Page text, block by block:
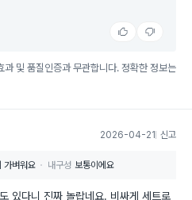
과 및 품질인증과 무관합니다. 정확한 정보는
2026-04-21 신고
가벼워요 내구성 보통이에요
있다니 진짜 놀랍네요. 비싸게 세트로